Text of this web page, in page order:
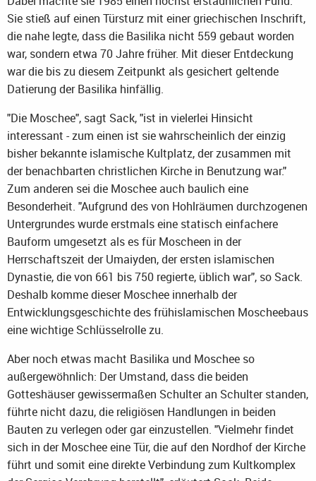
Sie stieß auf einen Türsturz mit einer griechischen Inschrift,
die nahe legte, dass die Basilika nicht 559 gebaut worden
war, sondern etwa 70 Jahre früher. Mit dieser Entdeckung
war die bis zu diesem Zeitpunkt als gesichert geltende
Datierung der Basilika hinfällig.
"Die Moschee", sagt Sack, "ist in vielerlei Hinsicht
interessant - zum einen ist sie wahrscheinlich der einzig
bisher bekannte islamische Kultplatz, der zusammen mit
der benachbarten christlichen Kirche in Benutzung war."
Zum anderen sei die Moschee auch baulich eine
Besonderheit. "Aufgrund des von Hohlräumen durchzogenen
Untergrundes wurde erstmals eine statisch einfachere
Bauform umgesetzt als es für Moscheen in der
Herrschaftszeit der Umaiyden, der ersten islamischen
Dynastie, die von 661 bis 750 regierte, üblich war", so Sack.
Deshalb komme dieser Moschee innerhalb der
Entwicklungsgeschichte des frühislamischen Moscheebaus
eine wichtige Schlüsselrolle zu.
Aber noch etwas macht Basilika und Moschee so
außergewöhnlich: Der Umstand, dass die beiden
Gotteshäuser gewissermaßen Schulter an Schulter standen,
führte nicht dazu, die religiösen Handlungen in beiden
Bauten zu verlegen oder gar einzustellen. "Vielmehr findet
sich in der Moschee eine Tür, die auf den Nordhof der Kirche
führt und somit eine direkte Verbindung zum Kultkomplex